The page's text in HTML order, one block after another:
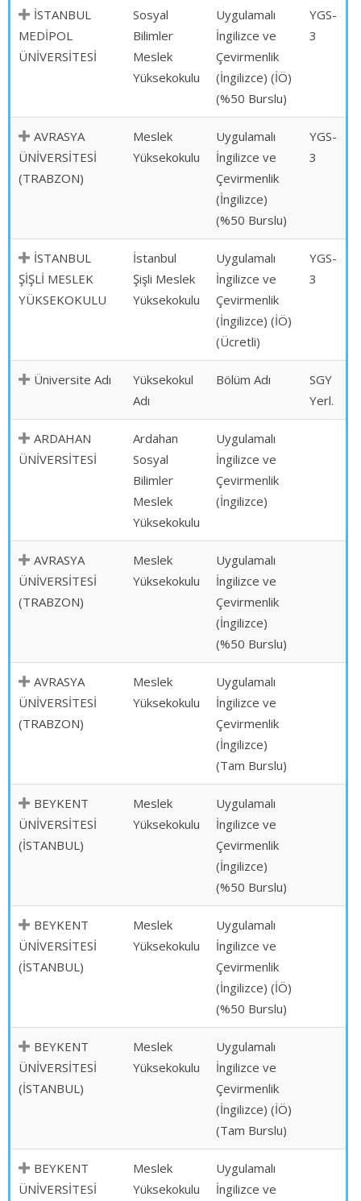
İSTANBUL
MEDİPOL
ÜNİVERSİTESİ
Sosyal
Bilimler
Meslek
Yüksekokulu
Uygulamalı
İngilizce ve
Çevirmenlik
(İngilizce) (İÖ)
(%50 Burslu)
YGS-
3
AVRASYA
ÜNİVERSİTESİ
(TRABZON)
Meslek
Yüksekokulu
Uygulamalı
İngilizce ve
Çevirmenlik
(İngilizce)
(%50 Burslu)
YGS-
3
İSTANBUL
ŞİŞLİ MESLEK
YÜKSEKOKULU
İstanbul
Şişli Meslek
Yüksekokulu
Uygulamalı
İngilizce ve
Çevirmenlik
(İngilizce) (İÖ)
(Ücretli)
YGS-
3
Üniversite Adı
Yüksekokul
Adı
Bölüm Adı
SGY
Yerl.
ARDAHAN
ÜNİVERSİTESİ
Ardahan
Sosyal
Bilimler
Meslek
Yüksekokulu
Uygulamalı
İngilizce ve
Çevirmenlik
(İngilizce)
AVRASYA
ÜNİVERSİTESİ
(TRABZON)
Meslek
Yüksekokulu
Uygulamalı
İngilizce ve
Çevirmenlik
(İngilizce)
(%50 Burslu)
AVRASYA
ÜNİVERSİTESİ
(TRABZON)
Meslek
Yüksekokulu
Uygulamalı
İngilizce ve
Çevirmenlik
(İngilizce)
(Tam Burslu)
BEYKENT
ÜNİVERSİTESİ
(İSTANBUL)
Meslek
Yüksekokulu
Uygulamalı
İngilizce ve
Çevirmenlik
(İngilizce)
(%50 Burslu)
BEYKENT
ÜNİVERSİTESİ
(İSTANBUL)
Meslek
Yüksekokulu
Uygulamalı
İngilizce ve
Çevirmenlik
(İngilizce) (İÖ)
(%50 Burslu)
BEYKENT
ÜNİVERSİTESİ
(İSTANBUL)
Meslek
Yüksekokulu
Uygulamalı
İngilizce ve
Çevirmenlik
(İngilizce) (İÖ)
(Tam Burslu)
BEYKENT
ÜNİVERSİTESİ
Meslek
Yüksekokulu
Uygulamalı
İngilizce ve